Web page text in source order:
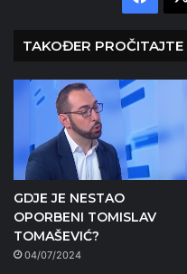
TAKOĐER PROČITAJTE
GDJE JE NESTAO
OPORBENI TOMISLAV
TOMAŠEVIĆ?
04/07/2024